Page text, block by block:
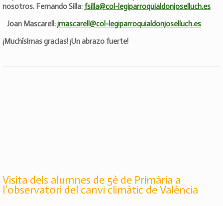
nosotros. Fernando Silla: fsilla@col-legiparroquialdonjoselluch.es
Joan Mascarell:jmascarell@col-legiparroquialdonjoselluch.es
¡Muchísimas gracias! ¡Un abrazo fuerte!
Visita dels alumnes de 5è de Primària a
l’observatori del canvi climàtic de València